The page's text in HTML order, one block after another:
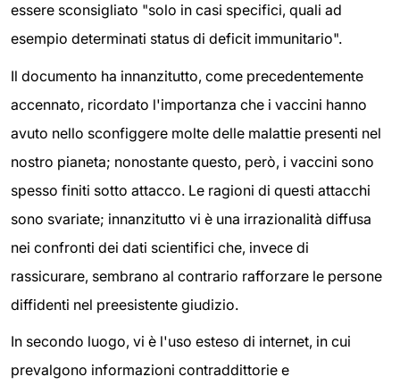
essere sconsigliato "solo in casi specifici, quali ad
esempio determinati status di deficit immunitario".
Il documento ha innanzitutto, come precedentemente
accennato, ricordato l'importanza che i vaccini hanno
avuto nello sconfiggere molte delle malattie presenti nel
nostro pianeta; nonostante questo, però, i vaccini sono
spesso finiti sotto attacco. Le ragioni di questi attacchi
sono svariate; innanzitutto vi è una irrazionalità diffusa
nei confronti dei dati scientifici che, invece di
rassicurare, sembrano al contrario rafforzare le persone
diffidenti nel preesistente giudizio.
In secondo luogo, vi è l'uso esteso di internet, in cui
prevalgono informazioni contraddittorie e